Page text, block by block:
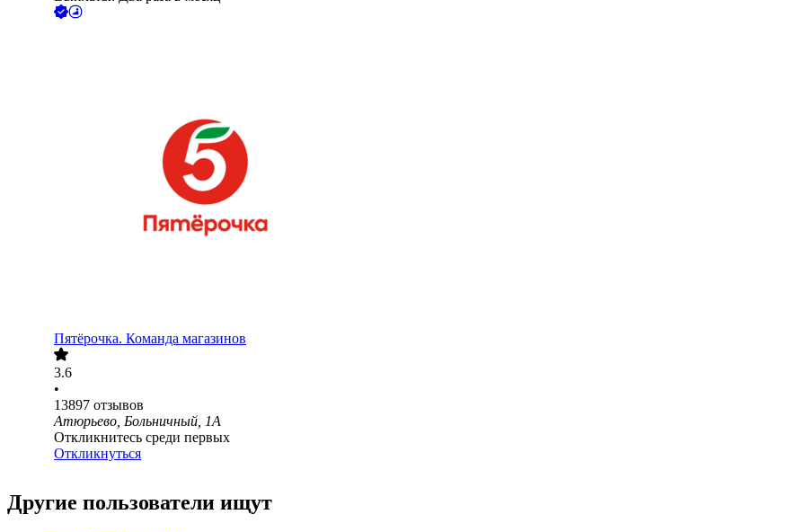
Пятёрочка. Команда магазинов
3.6
•
13897 отзывов
Атюрьево, Больничный, 1А
Откликнитесь среди первых
Откликнуться
Другие пользователи ищут